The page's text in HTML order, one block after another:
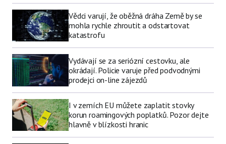
Vědci varují, že oběžná dráha Země by se
mohla rychle zhroutit a odstartovat
katastrofu
Vydávají se za seriózní cestovku, ale
okrádají. Policie varuje před podvodnými
prodejci on-line zájezdů
I v zemích EU můžete zaplatit stovky
korun roamingových poplatků. Pozor dejte
hlavně v blízkosti hranic